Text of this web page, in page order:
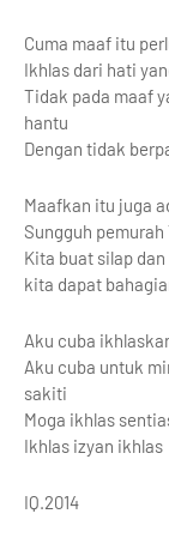
Cuma maaf itu
Ikhlas dari hati
Tidak pada maaf
hantu
Dengan tidak
Maafkan itu juga
Sungguh
Kita buat silap
kita dapat
Aku cuba
Aku cuba untuk
sakiti
Moga ikhlas
Ikhlas izyan ikhlas
IQ.2014